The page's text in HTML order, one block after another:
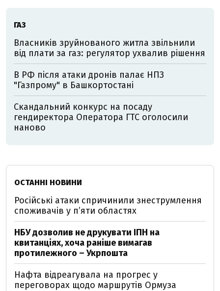
ГАЗ
Власників зруйнованого житла звільнили
від плати за газ: регулятор ухвалив рішення
В РФ після атаки дронів палає НПЗ
"Газпрому" в Башкортостані
Скандальний конкурс на посаду
гендиректора Оператора ГТС оголосили
наново
ОСТАННІ НОВИНИ
Російські атаки спричинили знеструмлення
споживачів у п’яти областях
НБУ дозволив не друкувати ІПН на
квитанціях, хоча раніше вимагав
протилежного – Укрпошта
Нафта відреагувала на прогрес у
переговорах щодо маршрутів Ормуза